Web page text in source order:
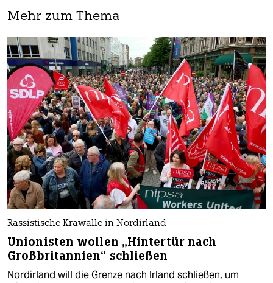
Mehr zum Thema
Rassistische Krawalle in Nordirland
Unionisten wollen „Hintertür nach
Großbritannien“ schließen
Nordirland will die Grenze nach Irland schließen, um